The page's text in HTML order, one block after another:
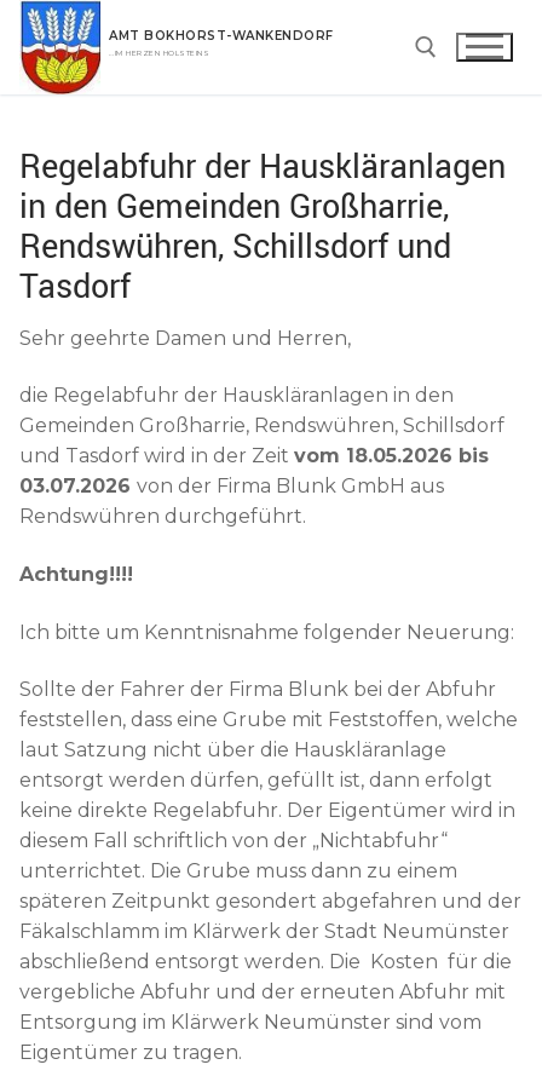
Zum
Inhalt
springen
AMT BOKHORST-WANKENDORF
…IM HERZEN HOLSTEINS
Suchen nach:
Regelabfuhr der Hauskläranlagen
in den Gemeinden Großharrie,
Rendswühren, Schillsdorf und
Tasdorf
Sehr geehrte Damen und Herren,
die Regelabfuhr der Hauskläranlagen in den
Gemeinden Großharrie, Rendswühren, Schillsdorf
und Tasdorf wird in der Zeit vom 18.05.2026 bis
03.07.2026 von der Firma Blunk GmbH aus
Rendswühren durchgeführt.
Achtung!!!!
Ich bitte um Kenntnisnahme folgender Neuerung:
Sollte der Fahrer der Firma Blunk bei der Abfuhr
feststellen, dass eine Grube mit Feststoffen, welche
laut Satzung nicht über die Hauskläranlage
entsorgt werden dürfen, gefüllt ist, dann erfolgt
keine direkte Regelabfuhr. Der Eigentümer wird in
diesem Fall schriftlich von der „Nichtabfuhr“
unterrichtet. Die Grube muss dann zu einem
späteren Zeitpunkt gesondert abgefahren und der
Fäkalschlamm im Klärwerk der Stadt Neumünster
abschließend entsorgt werden. Die Kosten für die
vergebliche Abfuhr und der erneuten Abfuhr mit
Entsorgung im Klärwerk Neumünster sind vom
Eigentümer zu tragen.